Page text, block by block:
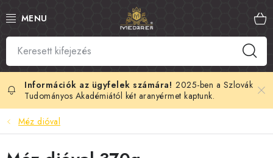
tartalomhoz
SZLOVÁK MÉZ
MANUKA MÉZ
MÉHPEMPŐ
2025-ben a Szlovák
Tudományos Akadémiától két aranyérmet kaptunk.
Méz dióval